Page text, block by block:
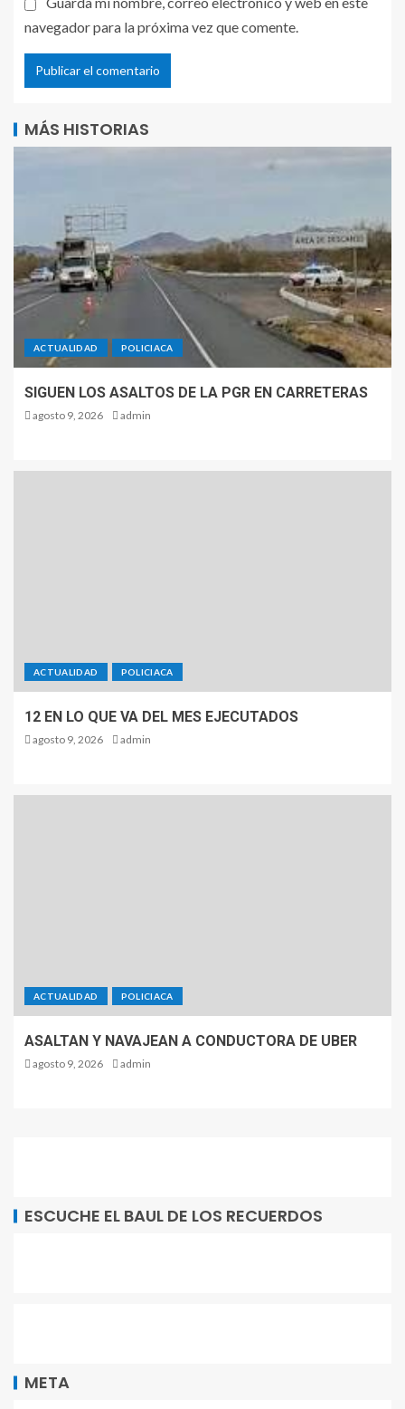
navegador para la próxima vez que comente.
MÁS HISTORIAS
ACTUALIDAD POLICIACA
SIGUEN LOS ASALTOS DE LA PGR EN CARRETERAS
agosto 9, 2026 admin
ACTUALIDAD POLICIACA
12 EN LO QUE VA DEL MES EJECUTADOS
agosto 9, 2026 admin
ACTUALIDAD POLICIACA
ASALTAN Y NAVAJEAN A CONDUCTORA DE UBER
agosto 9, 2026 admin
ESCUCHE EL BAUL DE LOS RECUERDOS
META